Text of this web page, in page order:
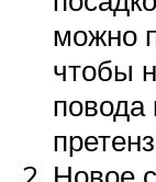
можно
чтобы
повода